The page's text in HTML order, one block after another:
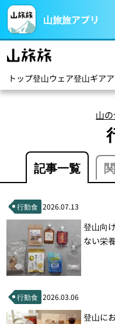
山旅旅アプリ
トップ登山ウェア登山ギア
山
記事一覧
行動食 2026.07.13
登山向
ない栄
行動食 2026.03.06
登山に